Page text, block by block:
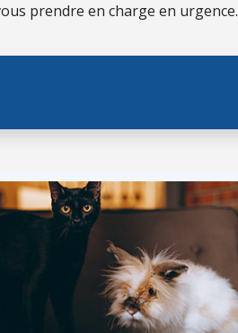
prendre en charge en urgence.